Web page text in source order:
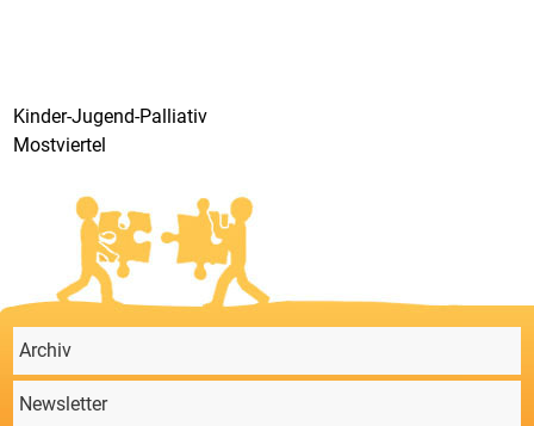
Kinder-Jugend-Palliativ
Mostviertel
Archiv
Newsletter